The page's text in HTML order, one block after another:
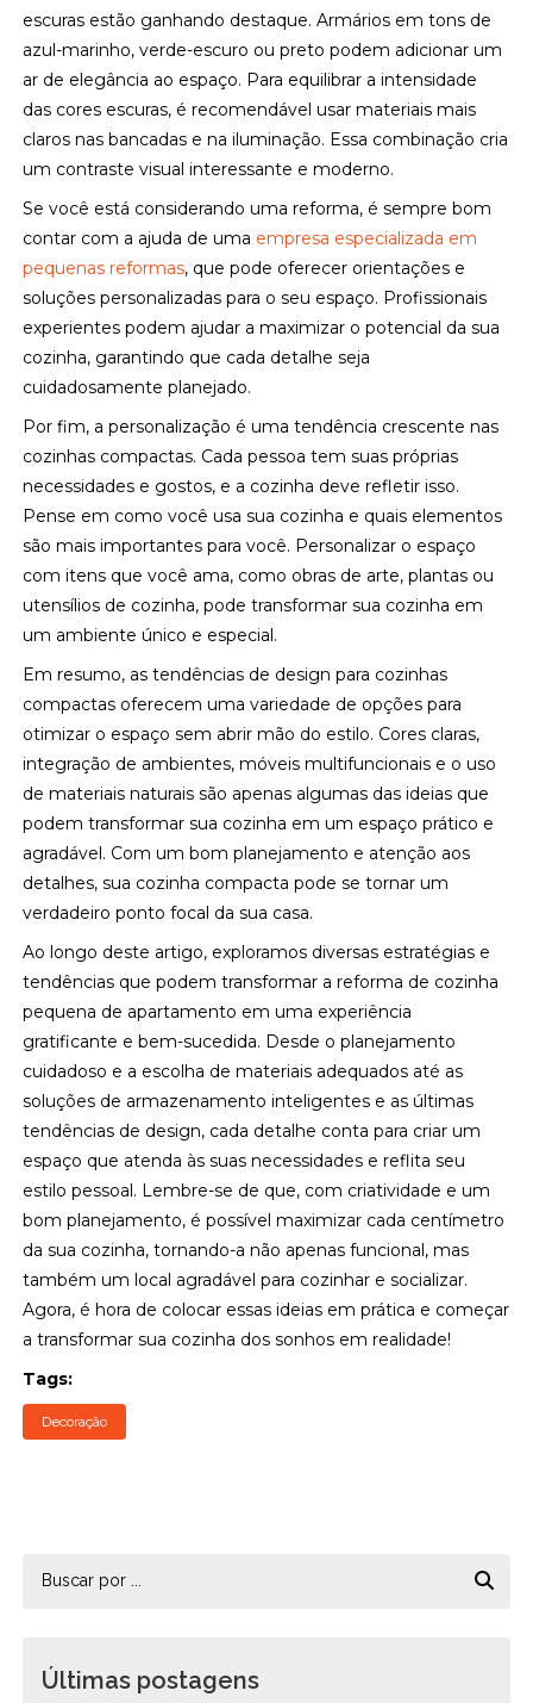
escuras estão ganhando destaque. Armários em tons de
azul-marinho, verde-escuro ou preto podem adicionar um
ar de elegância ao espaço. Para equilibrar a intensidade
das cores escuras, é recomendável usar materiais mais
claros nas bancadas e na iluminação. Essa combinação cria
um contraste visual interessante e moderno.
Se você está considerando uma reforma, é sempre bom
contar com a ajuda de uma empresa especializada em
pequenas reformas, que pode oferecer orientações e
soluções personalizadas para o seu espaço. Profissionais
experientes podem ajudar a maximizar o potencial da sua
cozinha, garantindo que cada detalhe seja
cuidadosamente planejado.
Por fim, a personalização é uma tendência crescente nas
cozinhas compactas. Cada pessoa tem suas próprias
necessidades e gostos, e a cozinha deve refletir isso.
Pense em como você usa sua cozinha e quais elementos
são mais importantes para você. Personalizar o espaço
com itens que você ama, como obras de arte, plantas ou
utensílios de cozinha, pode transformar sua cozinha em
um ambiente único e especial.
Em resumo, as tendências de design para cozinhas
compactas oferecem uma variedade de opções para
otimizar o espaço sem abrir mão do estilo. Cores claras,
integração de ambientes, móveis multifuncionais e o uso
de materiais naturais são apenas algumas das ideias que
podem transformar sua cozinha em um espaço prático e
agradável. Com um bom planejamento e atenção aos
detalhes, sua cozinha compacta pode se tornar um
verdadeiro ponto focal da sua casa.
Ao longo deste artigo, exploramos diversas estratégias e
tendências que podem transformar a reforma de cozinha
pequena de apartamento em uma experiência
gratificante e bem-sucedida. Desde o planejamento
cuidadoso e a escolha de materiais adequados até as
soluções de armazenamento inteligentes e as últimas
tendências de design, cada detalhe conta para criar um
espaço que atenda às suas necessidades e reflita seu
estilo pessoal. Lembre-se de que, com criatividade e um
bom planejamento, é possível maximizar cada centímetro
da sua cozinha, tornando-a não apenas funcional, mas
também um local agradável para cozinhar e socializar.
Agora, é hora de colocar essas ideias em prática e começar
a transformar sua cozinha dos sonhos em realidade!
Tags:
Decoração
Últimas postagens